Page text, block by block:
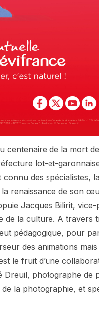
centenaire de la mort
lot-et-
connu des spécialistes,
renaissance de son
Jacques Bilirit, vice-
de la culture. A travers
pédagogique, pour
des animations
le fruit d’une
Dreuil, photographe de
de la photographie, et